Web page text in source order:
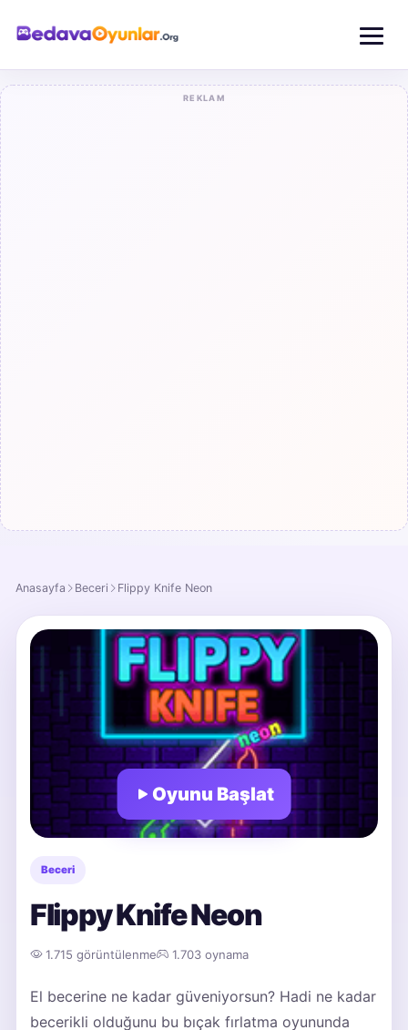
REKLAM
Anasayfa Beceri Flippy Knife Neon
Oyunu Başlat
Beceri
Flippy Knife Neon
1.715 görüntülenme 1.703 oynama
El becerine ne kadar güveniyorsun? Hadi ne kadar
becerikli olduğunu bu bıçak fırlatma oyununda